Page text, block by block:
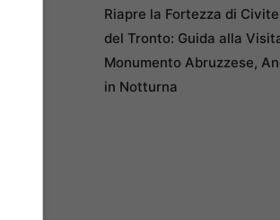
Riapre la Fortezza di
del Tronto: Guida alla
Monumento Abruzzese,
in Notturna